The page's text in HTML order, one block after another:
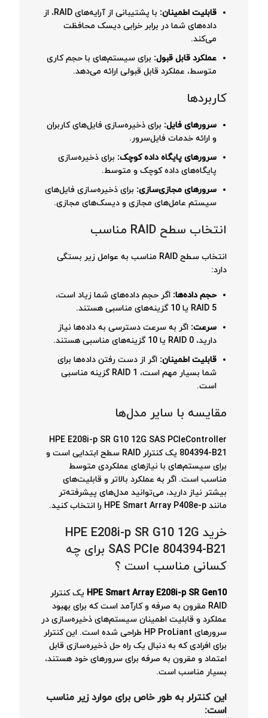
قابلیت اطمینان:
با پشتیبانی از آرایه‌های RAID، از
داده‌های شما در برابر خرابی دیسک محافظت
می‌کند.
عملکرد قابل قبول: برای سیستم‌های با حجم کاری
متوسط، عملکرد قابل قبولی ارائه می‌دهد.
کاربردها
سرورهای فایل: برای ذخیره‌سازی فایل‌های کاربران
و ارائه خدمات فایل‌سرور.
سرورهای پایگاه داده کوچک: برای ذخیره‌سازی
پایگاه‌های داده کوچک و متوسط.
سرورهای مجازی‌سازی: برای ذخیره‌سازی فایل‌های
سیستم عامل‌های مجازی و دیسک‌های مجازی.
انتخاب سطح RAID مناسب
انتخاب سطح RAID مناسب به عوامل زیر بستگی
دارد:
حجم داده‌ها: اگر حجم داده‌های شما زیاد است،
RAID 5 یا 10 گزینه‌های مناسبی هستند.
سرعت: اگر به سرعت دسترسی به داده‌ها نیاز
دارید، RAID 0 یا 10 گزینه‌های مناسبی هستند.
قابلیت اطمینان: اگر از دست رفتن داده‌ها برای
شما بسیار مهم است، RAID 1 گزینه مناسبی
است.
مقایسه با سایر مدل‌ها
HPE E208i-p SR G10 12G SAS PCIeController
804394-B21 یک کنترلر RAID سطح ابتدایی است و
برای سیستم‌های با نیازهای عملکردی متوسط
مناسب است. اگر به عملکرد بالاتر و قابلیت‌های
بیشتر نیاز دارید، می‌توانید مدل‌های پیشرفته‌تر
مانند HPE Smart Array P408e-p را انتخاب کنید.
خرید HPE E208i-p SR G10 12G
SAS PCIe 804394-B21 برای چه
کسانی مناسب است ؟
HPE Smart Array E208i-p SR Gen10 یک کنترلر
RAID مقرون به صرفه و کارآمد است که برای بهبود
عملکرد و قابلیت اطمینان سیستم‌های ذخیره‌سازی در
سرورهای HP ProLiant طراحی شده است. این کنترلر
برای افرادی که به دنبال یک راه حل ذخیره‌سازی قابل
اعتماد و مقرون به صرفه برای سرورهای خود هستند،
بسیار مناسب است.
این کنترلر به طور خاص برای موارد زیر مناسب
است: